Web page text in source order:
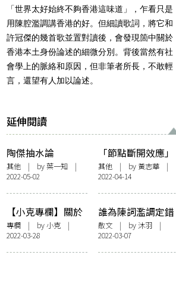
「世界太好始終不夠香港這味道」，乍看只是
用陳腔濫調講香港的好。但細讀歌詞，將它和
許冠傑的幾首歌並置對讀後，會發現箇中關於
香港本土身份論述的細微分別。背後當然有社
會學上的脈絡和原因，但非筆者所長，不敢輕
言，還望有人加以論述。
延伸閱讀
陶傑抽水論
MIRROR，向後生
抽刀說不過去
其他 | by 葉一知 |
2022-05-02
「節點斷開效應」
續篇——以《世界
真細小》為例，為
詞意黃霑寧願……
其他| by 黃志華|
2022-04-14
【小克專欄】關於
填詞的100件事
（一）
專欄 | by小克 |
2022-03-28
誰為陳詞濫調定錯
對
散文| by沐羽|
2022-03-07